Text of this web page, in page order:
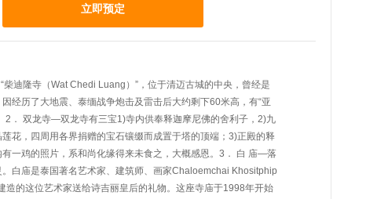
立即预定
迪隆寺（Wat Chedi Luang）”，位于清迈古城的中央，曾经是
经历了大地震、泰缅战争炮击及雷击后大约剩下60米高，有“亚
2． 双龙寺—双龙寺有三宝1)寺内供奉释迦摩尼佛的舍利子，2)九
花，四周用各界捐赠的宝石镶缀而成置于塔的顶端；3)正殿的释
一鸡的照片，系和尚化缘得来未食之，大概感恩。3． 白 庙—落
。白庙是泰国著名艺术家、建筑师、画家Chaloemchai Khositphip
造的这位艺术家送给诗吉丽皇后的礼物。这座寺庙于1998年开始